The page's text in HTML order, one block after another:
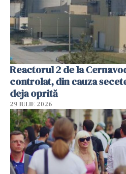
Reactorul 2 de la
controlat, din cauza
deja oprită
29 IULIE 2026